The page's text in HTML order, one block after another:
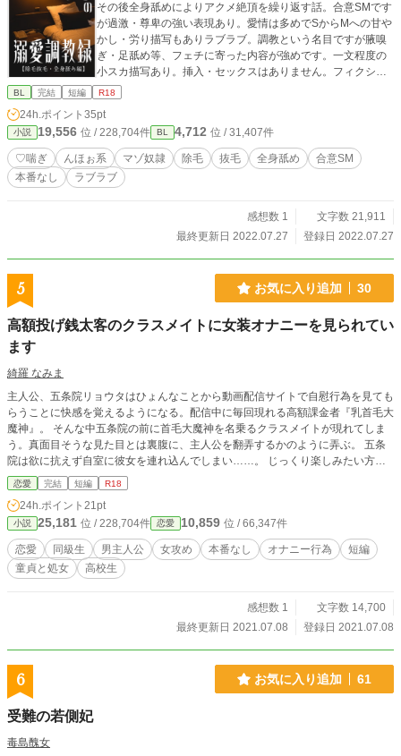
その後全身舐めによりアクメ絶頂を繰り返す話。合意SMです
が過激・尊卑の強い表現あり。愛情は多めでSからMへの甘や
かし・労り描写もありラブラブ。調教という名目ですが腋嗅
ぎ・足舐め等、フェチに寄った内容が強めです。一文程度の
小スカ描写あり。挿入・セックスはありません。フィクショ
ンとしてお楽しみください。 Twitterにて募集中のリクエス
ました！ なにかありましたら(web拍手/絵文字不可) http://bi
t.ly/38kXFb0 Twitter垢・拍手返信はこちらにて https://twitte
r.com/show1write
BL 完結 短編 R18
24h.ポイント 35pt
小説 19,556 位 / 228,704件 BL 4,712 位 / 31,407件
♡喘ぎ んほぉ系 マゾ奴隷 除毛 抜毛 全身舐め
合意SM
本番なし
ラブラブ
感想数 1
文字数 21,911
最終更新日 2022.07.27
登録日 2022.07.27
5 お気に入り追加 30
高額投げ銭太客のクラスメイトに女装オナニーを見られてい
ます
綺羅 なみま
主人公、五条院リョウタはひょんなことから動画配信サイトで自慰行為を見ても
らうことに快感を覚えるようになる。配信中に毎回現れる高額課金者『乳首毛大
魔神』。 そんな中五条院の前に首毛大魔神を名乗るクラスメイトが現れてしま
う。真面目そうな見た目とは裏腹に、主人公を翻弄するかのように弄ぶ。 五条
院は欲に抗えず自室に彼女を連れ込んでしまい……。 じっくり楽しみたい方は1
pから、焦らされたい方は2pから、すぐ抜けそうな状況の方は4pからどうぞ。 5
ページ連投完結いたします。 小説家になろう様にも掲載しています。
恋愛 完結 短編 R18
24h.ポイント 21pt
小説 25,181 位 / 228,704件 恋愛 10,859 位 / 66,347件
恋愛 同級生 男主人公 女攻め 本番なし オナニー行為
短編
童貞と処女
高校生
感想数 1
文字数 14,700
最終更新日 2021.07.08
登録日 2021.07.08
6 お気に入り追加 61
受難の若側妃
毒島醜女